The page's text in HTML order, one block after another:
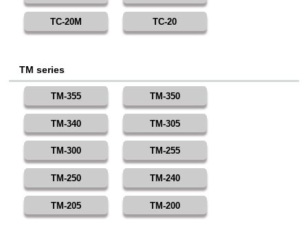
TC-20M TC-20
TM series
TM-355 TM-350
TM-340 TM-305
TM-300 TM-255
TM-250 TM-240
TM-205 TM-200